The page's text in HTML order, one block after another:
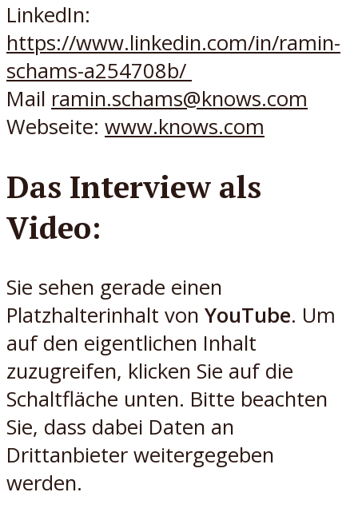
LinkedIn:
https://www.linkedin.com/in/ramin-
schams-a254708b/
Mail ramin.schams@knows.com
Webseite: www.knows.com
Das Interview als
Video:
Sie sehen gerade einen
Platzhalterinhalt von YouTube. Um
auf den eigentlichen Inhalt
zuzugreifen, klicken Sie auf die
Schaltfläche unten. Bitte beachten
Sie, dass dabei Daten an
Drittanbieter weitergegeben
werden.